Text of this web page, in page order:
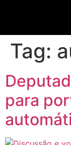
Tag:
para